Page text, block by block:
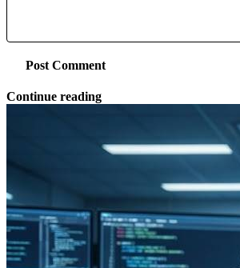
Post Comment
Continue reading